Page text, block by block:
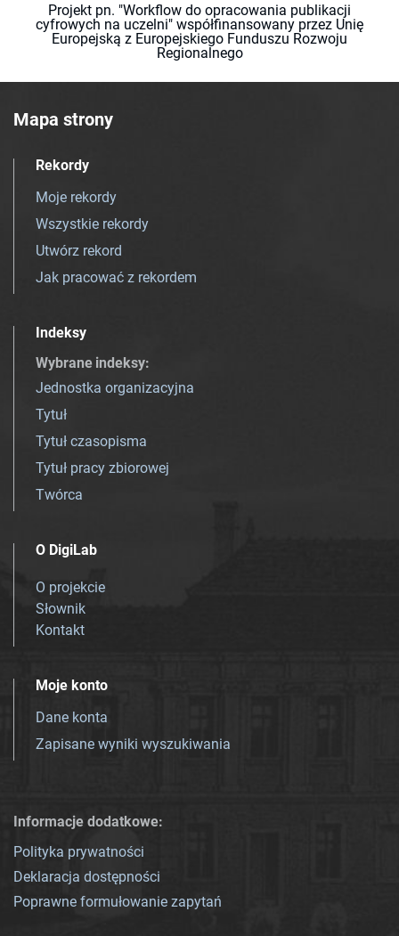
Projekt pn. "Workflow do opracowania publikacji
cyfrowych na uczelni" współfinansowany przez Unię
Europejską z Europejskiego Funduszu Rozwoju
Regionalnego
Mapa strony
Rekordy
Moje rekordy
Wszystkie rekordy
Utwórz rekord
Jak pracować z rekordem
Indeksy
Wybrane indeksy:
Jednostka organizacyjna
Tytuł
Tytuł czasopisma
Tytuł pracy zbiorowej
Twórca
O DigiLab
O projekcie
Słownik
Kontakt
Moje konto
Dane konta
Zapisane wyniki wyszukiwania
Informacje dodatkowe:
Polityka prywatności
Deklaracja dostępności
Poprawne formułowanie zapytań